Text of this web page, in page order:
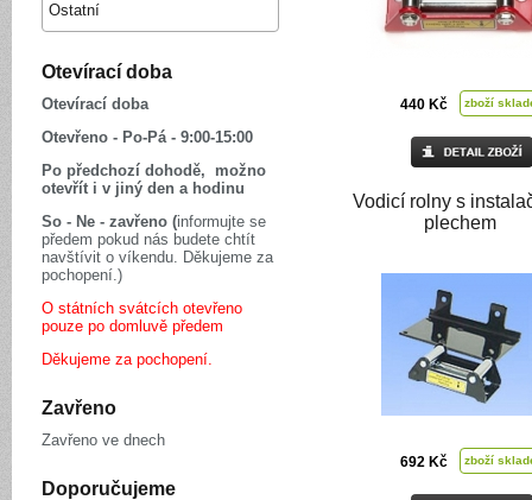
Ostatní
Otevírací doba
Otevírací doba
Otevřeno - Po-Pá - 9:00-15:00
Po předchozí dohodě, možno
otevřít i v jiný den a hodinu
So - Ne - zavřeno (informujte se
předem pokud nás budete chtít
navštívit o víkendu. Děkujeme za
pochopení.)
O státních svátcích otevřeno
pouze po domluvě předem
Děkujeme za pochopení.
Zavřeno
Zavřeno ve dnech
Doporučujeme
440 Kč zboží
Vodicí rolny s
plechem
692 Kč zboží